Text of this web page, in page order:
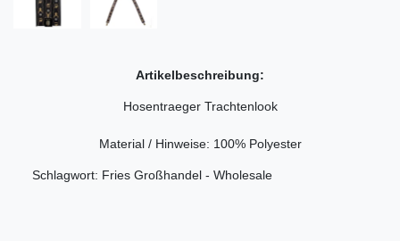
Artikelbeschreibung:
Hosentraeger Trachtenlook
Material / Hinweise: 100% Polyester
Schlagwort: Fries Großhandel - Wholesale